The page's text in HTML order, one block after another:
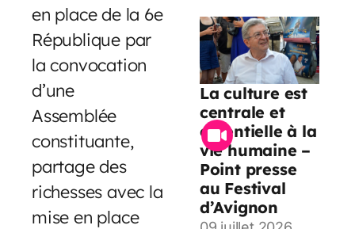
en place de la 6e
République par
la convocation
d’une
Assemblée
constituante,
partage des
richesses avec la
mise en place
La culture est
centrale et
essentielle à la
vie humaine –
Point presse
au Festival
d’Avignon